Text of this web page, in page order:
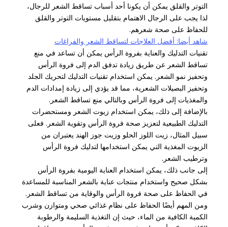
التوتر والقلق يمكن أن يكونا أحد أسباب تساقط الشعر للرجال،
لذا يجب على الرجال الاهتمام بتقليل مستويات التوتر والقلق
للحفاظ على صحة شعرهم.
شاهد أيضا: أفضل العلاجات لتساقط الشعر والفراغات
تقنيات التدليك والعناية بفروة الرأس يمكن أن تساعد في منع
تساقط الشعر عن طريق زيادة تدفق الدم إلى فروة الرأس
وتحفيز نمو الشعر. يمكن استخدام تقنيات التدليك لتحريك الجلد
وتحفيز البصيلات الشعرية، مما قد يؤدي إلى زيادة إمدادات الدم
والمغذيات إلى فروة الرأس وبالتالي منع تساقط الشعر.
بالإضافة إلى ذلك، يمكن استخدام زيوت الشعر ومستحضرات
التدليك الطبيعية لتعزيز صحة فروة الرأس وتقوية الشعر. فعلى
سبيل المثال، زيت اللوز الحلو وزيت جوز الهند يعتبران من
الزيوت المغذية التي يمكن استخدامها لتدليك فروة الرأس
وترطيب الشعر.
إلى جانب ذلك، يمكن استخدام العناية اليومية بفروة الرأس
بشكل صحيح واستخدام منتجات عناية بالشعر المناسبة للمساعدة
في الحفاظ على صحة فروة الرأس والوقاية من تساقط الشعر.
ومن المهم أيضًا الحفاظ على نظام غذائي صحي ومتوازن وشرب
الكمية الكافية من الماء، حيث إن التغذية السليمة والرطوبة